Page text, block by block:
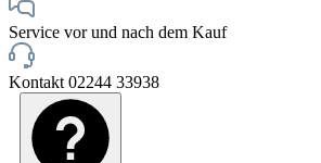
Service vor und nach dem Kauf
Kontakt 02244 33938